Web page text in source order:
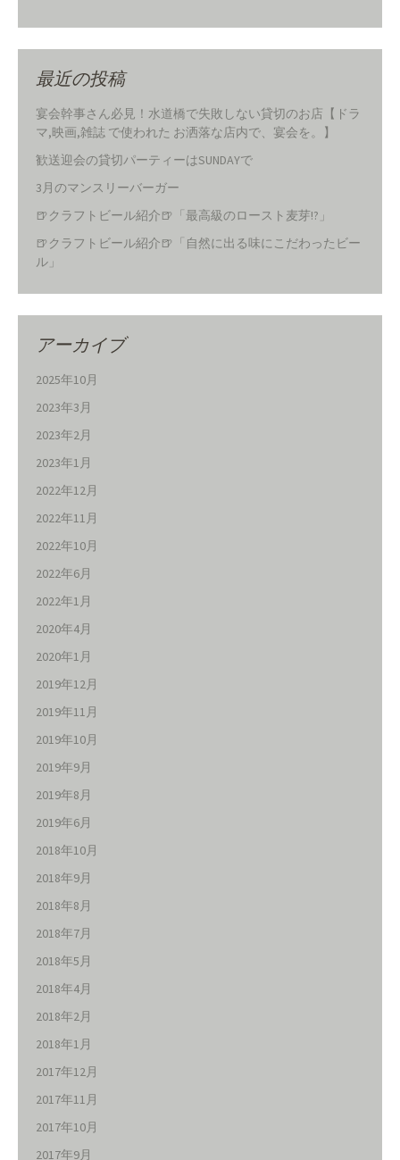
最近の投稿
宴会幹事さん必見！水道橋で失敗しない貸切のお店【ドラ
マ,映画,雑誌 で使われた お洒落な店内で、宴会を。】
歓送迎会の貸切パーティーはSUNDAYで
3月のマンスリーバーガー
🍺クラフトビール紹介🍺「最高級のロースト麦芽!?」
🍺クラフトビール紹介🍺「自然に出る味にこだわったビー
ル」
アーカイブ
2025年10月
2023年3月
2023年2月
2023年1月
2022年12月
2022年11月
2022年10月
2022年6月
2022年1月
2020年4月
2020年1月
2019年12月
2019年11月
2019年10月
2019年9月
2019年8月
2019年6月
2018年10月
2018年9月
2018年8月
2018年7月
2018年5月
2018年4月
2018年2月
2018年1月
2017年12月
2017年11月
2017年10月
2017年9月